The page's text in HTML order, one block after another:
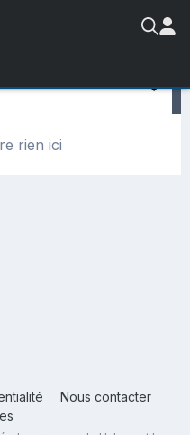
rien ici
Nous contacter